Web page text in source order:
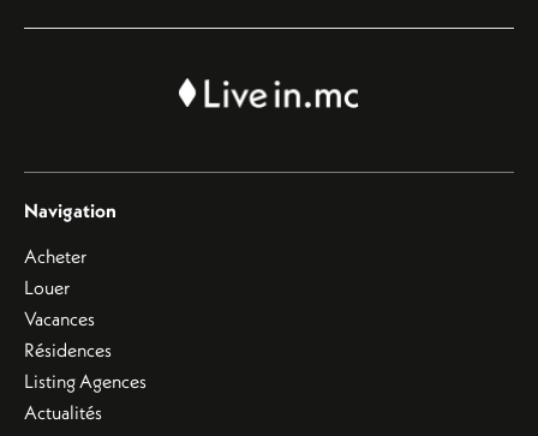
Navigation
Acheter
Louer
Vacances
Résidences
Listing Agences
Actualités